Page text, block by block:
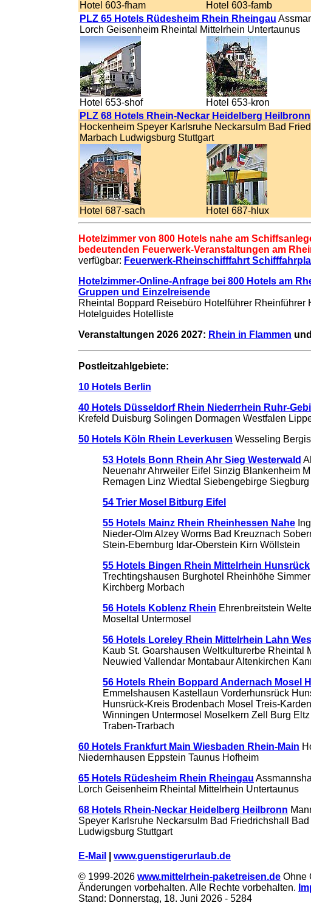
Hotel 603-fham Hotel 603-famb
PLZ 65 Hotels Rüdesheim Rhein Rheingau
Lorch Geisenheim Rheintal Mittelrhein Untertaunus
Hotel 653-shof Hotel 653-kron
PLZ 68 Hotels Rhein-Neckar Heidelberg Heilbronn
Hockenheim Speyer Karlsruhe Neckarsulm Bad
Marbach Ludwigsburg Stuttgart
Hotel 687-sach Hotel 687-hlux
Hotelzimmer von 800 Hotels nahe am
bedeutenden Feuerwerk-Veranstaltungen am
verfügbar: Feuerwerk-Rheinschifffahrt
Hotelzimmer-Online-Anfrage bei 800 Hotels am
Gruppen und Einzelreisende
Rheintal Boppard Reisebüro Hotelführer Rheinführer
Hotelguides Hotelliste
Veranstaltungen 2026 2027: Rhein in Flammen und
Postleitzahlgebiete:
10 Hotels Berlin
40 Hotels Düsseldorf Rhein Niederrhein Ruhr-
Krefeld Duisburg Solingen Dormagen Westfalen
50 Hotels Köln Rhein Leverkusen Wesseling
53 Hotels Bonn Rhein Ahr Sieg Westerwald
Neuenahr Ahrweiler Eifel Sinzig Blankenheim
Remagen Linz Wiedtal Siebengebirge Siegburg
54 Trier Mosel Bitburg Eifel
55 Hotels Mainz Rhein Rheinhessen Nahe
Nieder-Olm Alzey Worms Bad Kreuznach
Stein-Ebernburg Idar-Oberstein Kirn Wöllstein
55 Hotels Bingen Rhein Mittelrhein Hunsrück
Trechtingshausen Burghotel Rheinhöhe
Kirchberg Morbach
56 Hotels Koblenz Rhein Ehrenbreitstein
Moseltal Untermosel
56 Hotels Loreley Rhein Mittelrhein Lahn
Kaub St. Goarshausen Weltkulturerbe Rheintal
Neuwied Vallendar Montabaur Altenkirchen
56 Hotels Rhein Boppard Andernach Mosel
Emmelshausen Kastellaun Vorderhunsrück
Hunsrück-Kreis Brodenbach Mosel Treis-
Winningen Untermosel Moselkern Zell Burg
Traben-Trarbach
60 Hotels Frankfurt Main Wiesbaden Rhein-Main
Niedernhausen Eppstein Taunus Hofheim
65 Hotels Rüdesheim Rhein Rheingau
Lorch Geisenheim Rheintal Mittelrhein Untertaunus
68 Hotels Rhein-Neckar Heidelberg Heilbronn
Speyer Karlsruhe Neckarsulm Bad Friedrichshall
Ludwigsburg Stuttgart
E-Mail
www.guenstigerurlaub.de
© 1999-2026 www.mittelrhein-paketreisen.de Ohne
Änderungen vorbehalten. Alle Rechte vorbehalten.
Stand: Donnerstag, 18. Juni 2026 - 5284